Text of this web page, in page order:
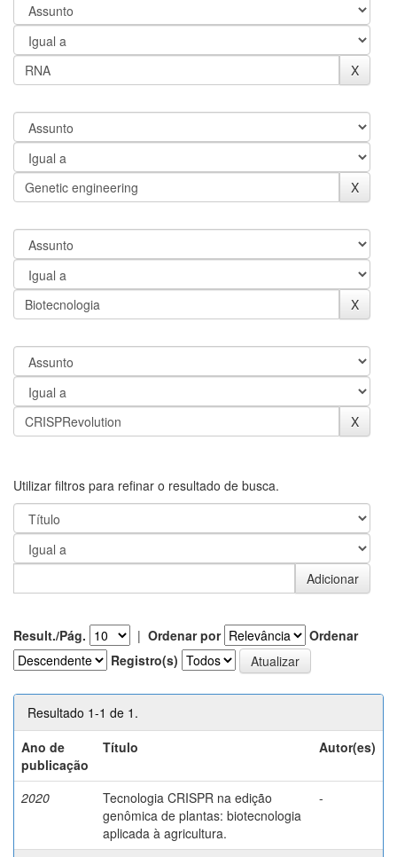
Utilizar filtros para refinar o resultado de busca.
Result./Pág. | Ordenar por
Ordenar
Registro(s)
Resultado 1-1 de 1.
Ano de
publicação
Título Autor(es)
2020
Tecnologia CRISPR na edição
genômica de plantas: biotecnologia
aplicada à agricultura.
-